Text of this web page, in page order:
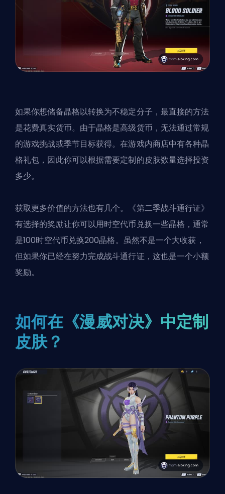
如果你想储备晶格以转换为不稳定分子，最直接的方法
是花费真实货币。由于晶格是高级货币，无法通过常规
的游戏挑战或季节目标获得。在游戏内商店中有各种晶
格礼包，因此你可以根据需要定制的皮肤数量选择投资
多少。
获取更多价值的方法也有几个。《第二季战斗通行证》
有选择的奖励让你可以用时空代币兑换一些晶格，通常
是100时空代币兑换200晶格。虽然不是一个大收获，
但如果你已经在努力完成战斗通行证，这也是一个小额
奖励。
如何在《漫威对决》中定制
皮肤？